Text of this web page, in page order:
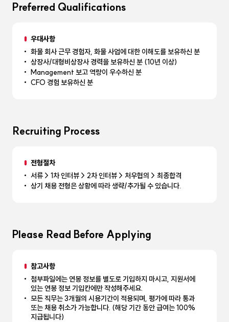
Preferred Qualifications
우대사항
화물 회사 근무 경험자, 화물 사업에 대한 이해도를 보유하신 분
상장사/대형비상장사 경력을 보유하신 분 (10년 이상)
Management 보고 역량이 우수하신 분
CFO 경험 보유하신 분
Recruiting Process
전형절차
서류 > 1차 인터뷰 > 2차 인터뷰 > 처우협의 > 최종합격
상기 채용 전형은 상황에 따라 생략/추가될 수 있습니다.
Please Read Before Applying
참고사항
첨부파일에는 연봉 정보를 별도로 기입하지 마시고, 지원서에
있는 연봉 정보 기입칸에만 작성해주세요.
모든 직무는 3개월의 시용기간이 적용되며, 평가에 따라 통과
또는 채용 취소가 가능합니다. (해당 기간 동안 급여는 100%
지급됩니다)